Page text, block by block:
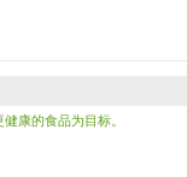
康的食品为目标。